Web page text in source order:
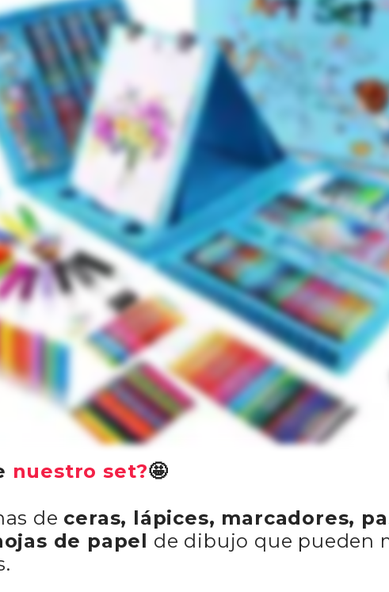
nuestro set?🤩
de ceras, lápices, marcadores,
de papel de dibujo que pueden